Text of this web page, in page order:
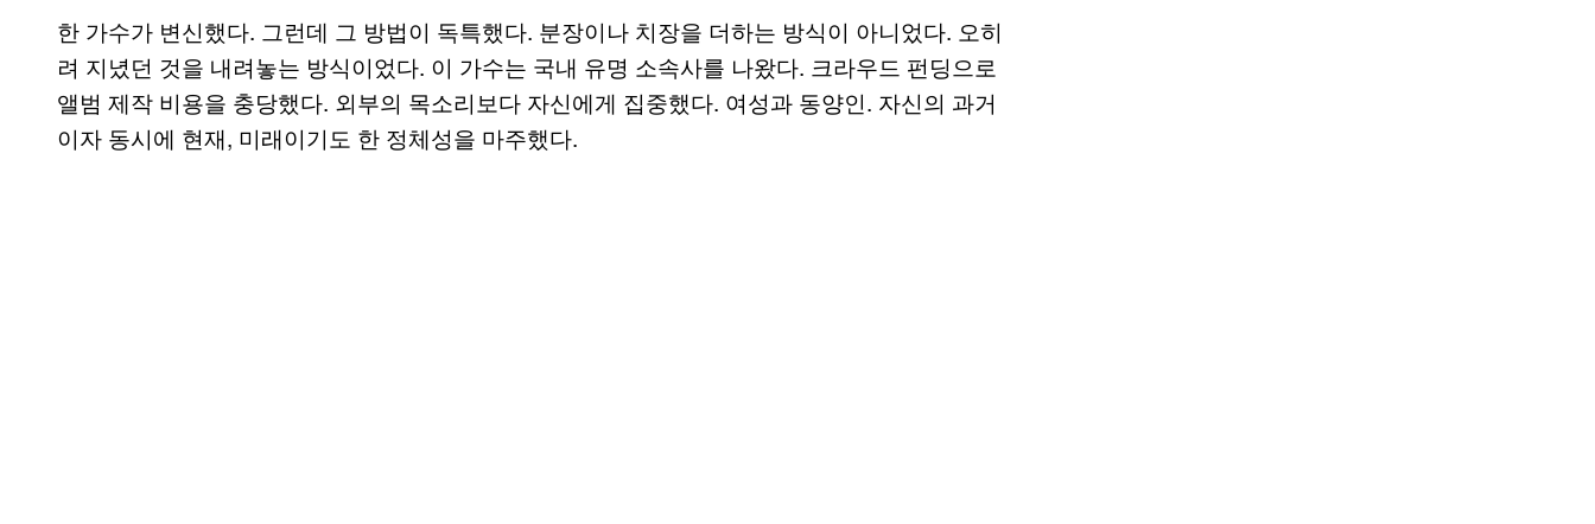
한 가수가 변신했다. 그런데 그 방법이 독특했다. 분장이나 치장을 더하는 방식이 아니었다. 오히
려 지녔던 것을 내려놓는 방식이었다. 이 가수는 국내 유명 소속사를 나왔다. 크라우드 펀딩으로
앨범 제작 비용을 충당했다. 외부의 목소리보다 자신에게 집중했다. 여성과 동양인. 자신의 과거
이자 동시에 현재, 미래이기도 한 정체성을 마주했다.